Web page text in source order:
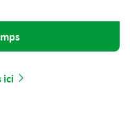
ici